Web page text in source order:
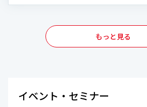
もっと見る
イベント・セミナー